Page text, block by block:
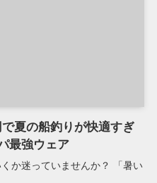
で夏の船釣りが快適すぎ
最強ウェア
か迷っていませんか？ 「暑い